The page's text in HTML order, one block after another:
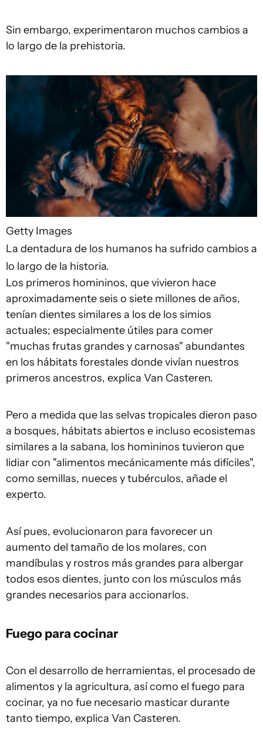
Sin embargo, experimentaron muchos cambios a
lo largo de la prehistoria.
Getty Images
La dentadura de los humanos ha sufrido cambios a
lo largo de la historia.
Los primeros homininos, que vivieron hace
aproximadamente seis o siete millones de años,
tenían dientes similares a los de los simios
actuales; especialmente útiles para comer
"muchas frutas grandes y carnosas" abundantes
en los hábitats forestales donde vivían nuestros
primeros ancestros, explica Van Casteren.
Pero a medida que las selvas tropicales dieron paso
a bosques, hábitats abiertos e incluso ecosistemas
similares a la sabana, los homininos tuvieron que
lidiar con "alimentos mecánicamente más difíciles",
como semillas, nueces y tubérculos, añade el
experto.
Así pues, evolucionaron para favorecer un
aumento del tamaño de los molares, con
mandíbulas y rostros más grandes para albergar
todos esos dientes, junto con los músculos más
grandes necesarios para accionarlos.
Fuego para cocinar
Con el desarrollo de herramientas, el procesado de
alimentos y la agricultura, así como el fuego para
cocinar, ya no fue necesario masticar durante
tanto tiempo, explica Van Casteren.